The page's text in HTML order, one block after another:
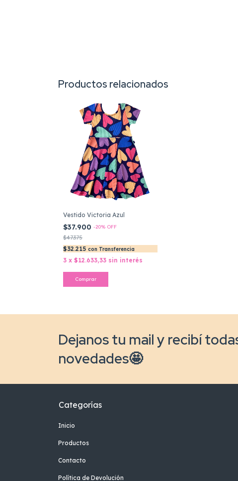
Productos relacionados
Vestido Victoria Azul
$37.900 -20% OFF
$47.375
$32.215 con Transferencia
3 x $12.633,33 sin interés
Comprar
Dejanos tu mail y recibí
novedades🤩
Categorías
Inicio
Productos
Contacto
Política de Devolución